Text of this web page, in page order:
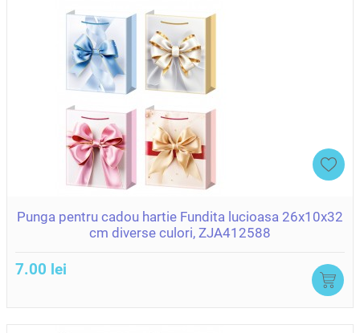
Punga pentru cadou hartie Fundita lucioasa 26x10x32
cm diverse culori, ZJA412588
7.00 lei